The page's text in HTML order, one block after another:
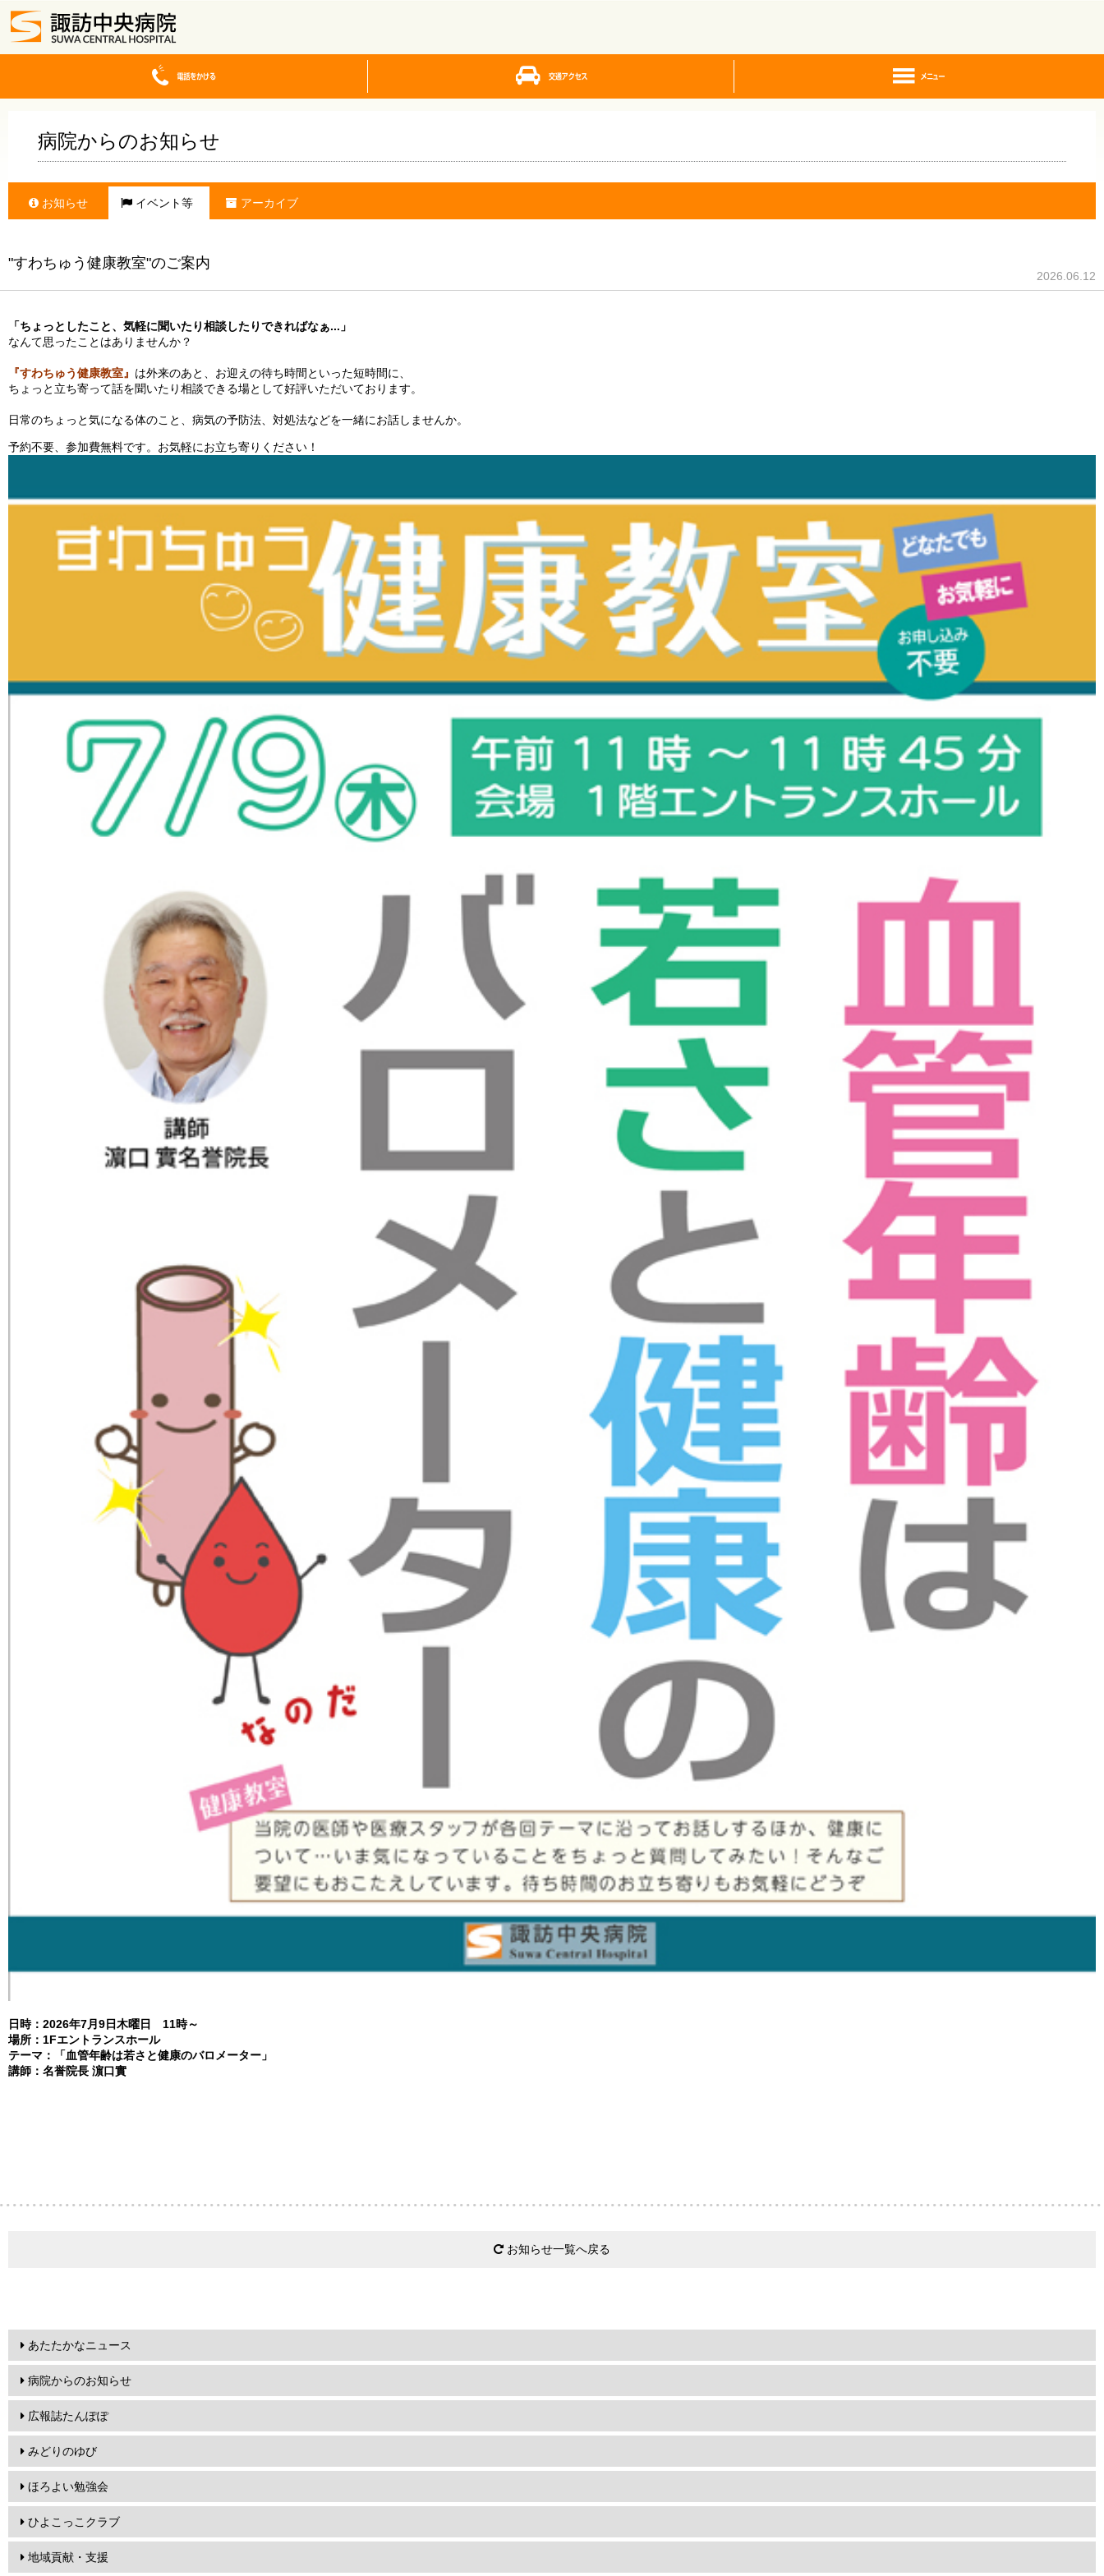
病院からのお知らせ
お知らせ イベント等 アーカイブ
"すわちゅう健康教室"のご案内
2026.06.12
「ちょっとしたこと、気軽に聞いたり相談したりできればなぁ...」
なんて思ったことはありませんか？
『すわちゅう健康教室』 は外来のあと、お迎えの待ち時間といった短時間に、
ちょっと立ち寄って話を聞いたり相談できる場として好評いただいております。
日常のちょっと気になる体のこと、病気の予防法、対処法などを一緒にお話しませんか。
予約不要、参加費無料です。お気軽にお立ち寄りください！
日時：2026年7月9日木曜日 11時～
場所：1Fエントランスホール
テーマ：「血管年齢は若さと健康のバロメーター」
講師：名誉院長 濵口實
お知らせ一覧へ戻る
あたたかなニュース
病院からのお知らせ
広報誌たんぽぽ
みどりのゆび
ほろよい勉強会
ひよこっこクラブ
地域貢献・支援